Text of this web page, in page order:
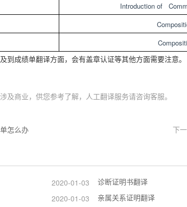
Introduction of
到成绩单翻译方面，会有盖章认证等其他方面需要注意。
及商业，供您参考了解，人工翻译服务请咨询客服。
怎么办 下一
2020-01-03 诊断证明书翻译
2020-01-03 亲属关系证明翻译